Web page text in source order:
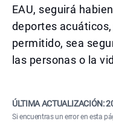
EAU, seguirá
deportes
permitido, sea
las personas o la
ÚLTIMA ACTUALIZACIÓN:
Si encuentras un error en esta